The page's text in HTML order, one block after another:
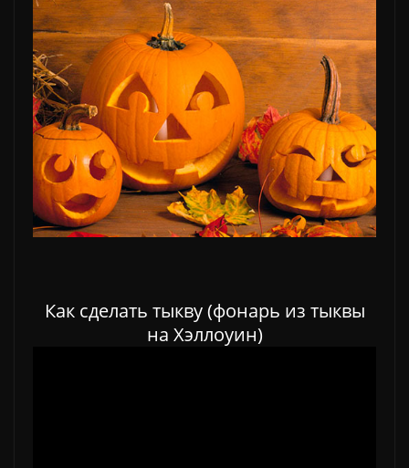
Как сделать тыкву (фонарь из тыквы
на Хэллоуин)